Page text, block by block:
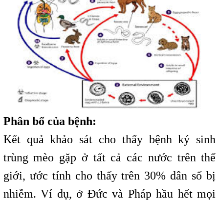
Phân bố của bệnh:
Kết quả khảo sát cho thấy bệnh ký sinh
trùng mèo gặp ở tất cả các nước trên thế
giới, ước tính cho thấy trên 30% dân số bị
nhiễm. Ví dụ, ở Đức và Pháp hầu hết mọi